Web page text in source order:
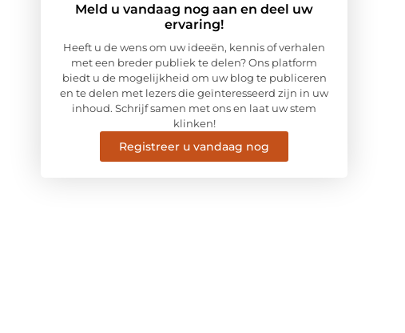
Meld u vandaag nog aan en deel uw
ervaring!
Heeft u de wens om uw ideeën, kennis of verhalen
met een breder publiek te delen? Ons platform
biedt u de mogelijkheid om uw blog te publiceren
en te delen met lezers die geïnteresseerd zijn in uw
inhoud. Schrijf samen met ons en laat uw stem
klinken!
Registreer u vandaag nog